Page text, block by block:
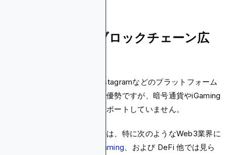
比較:メタ広告とブロックチェーン広
メタ広告は、FacebookやInstagramなどのプラットフォーム
全体にわたる幅広いリーチで優勢ですが、暗号通貨やiGaming
業界のほとんどの広告主をサポートしていません。
一方、ブロックチェーン広告は、特に次のようなWeb3業界に
iGaming 、および DeFi 他では見ら